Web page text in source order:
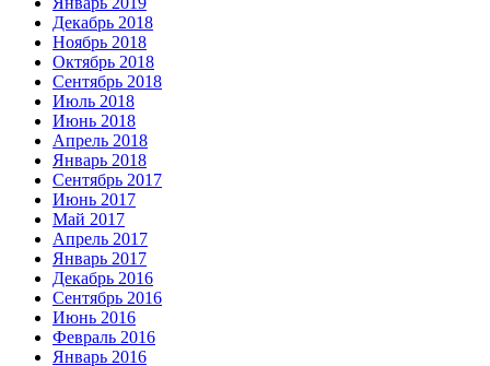
Декабрь 2018
Ноябрь 2018
Октябрь 2018
Сентябрь 2018
Июль 2018
Июнь 2018
Апрель 2018
Январь 2018
Сентябрь 2017
Июнь 2017
Май 2017
Апрель 2017
Январь 2017
Декабрь 2016
Сентябрь 2016
Июнь 2016
Февраль 2016
Январь 2016